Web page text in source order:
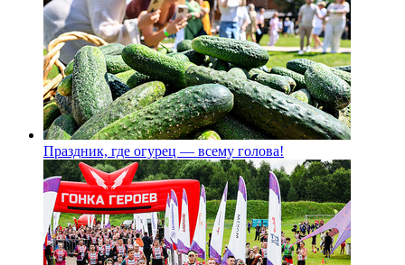
Праздник, где огурец — всему голова!